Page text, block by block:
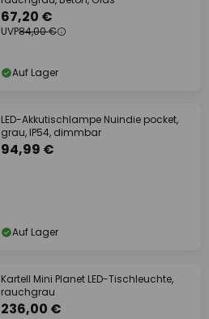
67,20 €
UVP84,00 €
Auf Lager
LED-Akkutischlampe Nuindie pocket,
grau, IP54, dimmbar
94,99 €
Auf Lager
Kartell Mini Planet LED-Tischleuchte,
rauchgrau
236,00 €